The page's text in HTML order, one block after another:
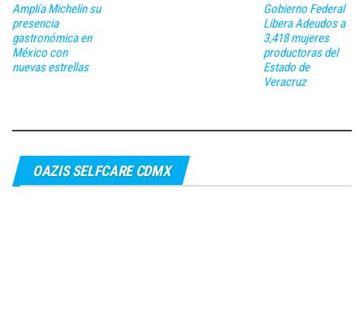
Amplía Michelin su
presencia
gastronómica en
México con
nuevas estrellas
Gobierno Federal
Libera Adeudos a
3,418 mujeres
productoras del
Estado de
Veracruz
OAZIS SELFCARE CDMX